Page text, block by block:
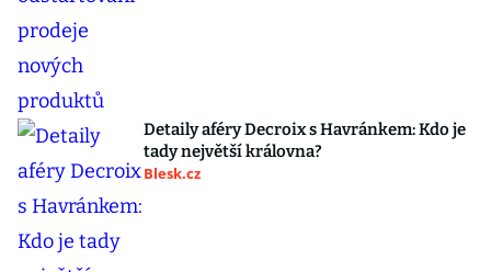
Detaily aféry Decroix s Havránkem: Kdo je
tady největší královna?
Blesk.cz